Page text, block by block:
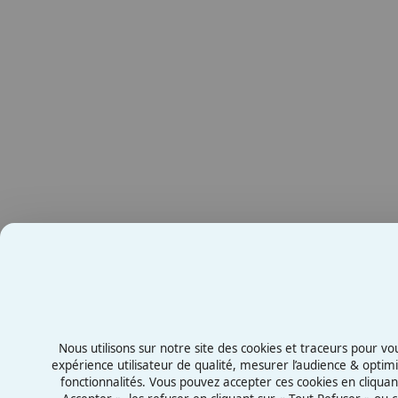
Nous utilisons sur notre site des cookies et traceurs pour
expérience utilisateur de qualité, mesurer l’audience &
fonctionnalités. Vous pouvez accepter ces cookies en